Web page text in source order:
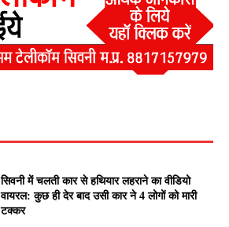
सिवनी में चलती कार से हथियार लहराने का वीडियो
वायरल: कुछ ही देर बाद उसी कार ने 4 लोगों को मारी
टक्कर